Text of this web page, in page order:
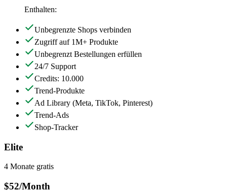
Enthalten:
Unbegrenzte Shops verbinden
Zugriff auf 1M+ Produkte
Unbegrenzt Bestellungen erfüllen
24/7 Support
Credits: 10.000
Trend-Produkte
Ad Library (Meta, TikTok, Pinterest)
Trend-Ads
Shop-Tracker
Elite
4 Monate gratis
$52/Month